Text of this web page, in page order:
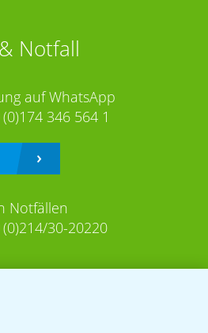
Notfall
auf WhatsApp
346 564 1
Notfällen
(0)214/30-20220